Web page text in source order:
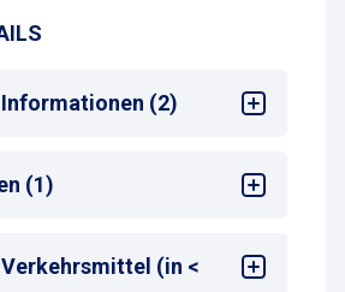
(2)
Bedienung am
(1)
(in <